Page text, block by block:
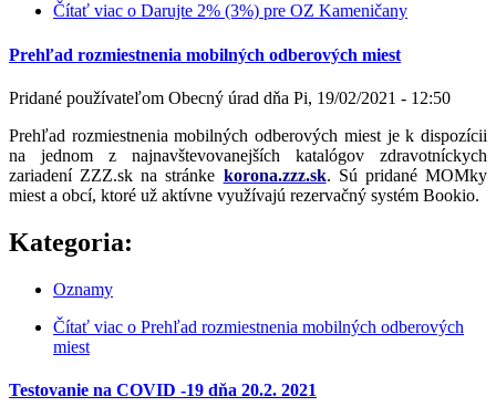
Čítať viac o Darujte 2% (3%) pre OZ Kameničany
Prehľad rozmiestnenia mobilných odberových miest
Pridané používateľom Obecný úrad dňa Pi, 19/02/2021 - 12:50
Prehľad rozmiestnenia mobilných odberových miest je k dispozícii
na jednom z najnavštevovanejších katalógov zdravotníckych
zariadení ZZZ.sk na stránke korona.zzz.sk. Sú pridané MOMky
miest a obcí, ktoré už aktívne využívajú rezervačný systém Bookio.
Kategoria:
Oznamy
Čítať viac o Prehľad rozmiestnenia mobilných odberových
miest
Testovanie na COVID -19 dňa 20.2. 2021